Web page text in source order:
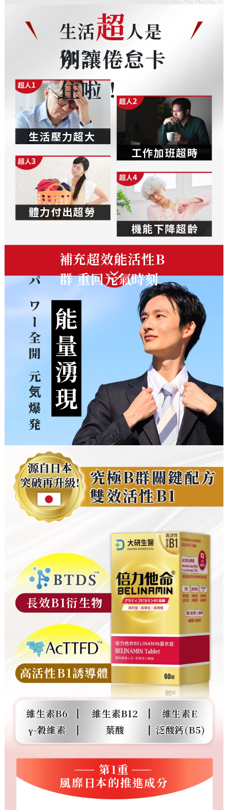
生活超人是
你？
別讓倦怠卡
住啦！
生活壓力超大
工作加班超時
體力付出超勞
機能下降超齡
補充超效能活性B
群 重回元氣時刻
能量湧現
パワー全開 元気爆発
源自日本
突破再升級!
究極B群關鍵配方
雙效活性B1
長效B1衍生物
高活性B1誘導體
維生素B6 維生素B12
維生素E
γ-穀維素
葉酸 泛酸鈣(B5)
第1重
風靡日本的推進成分